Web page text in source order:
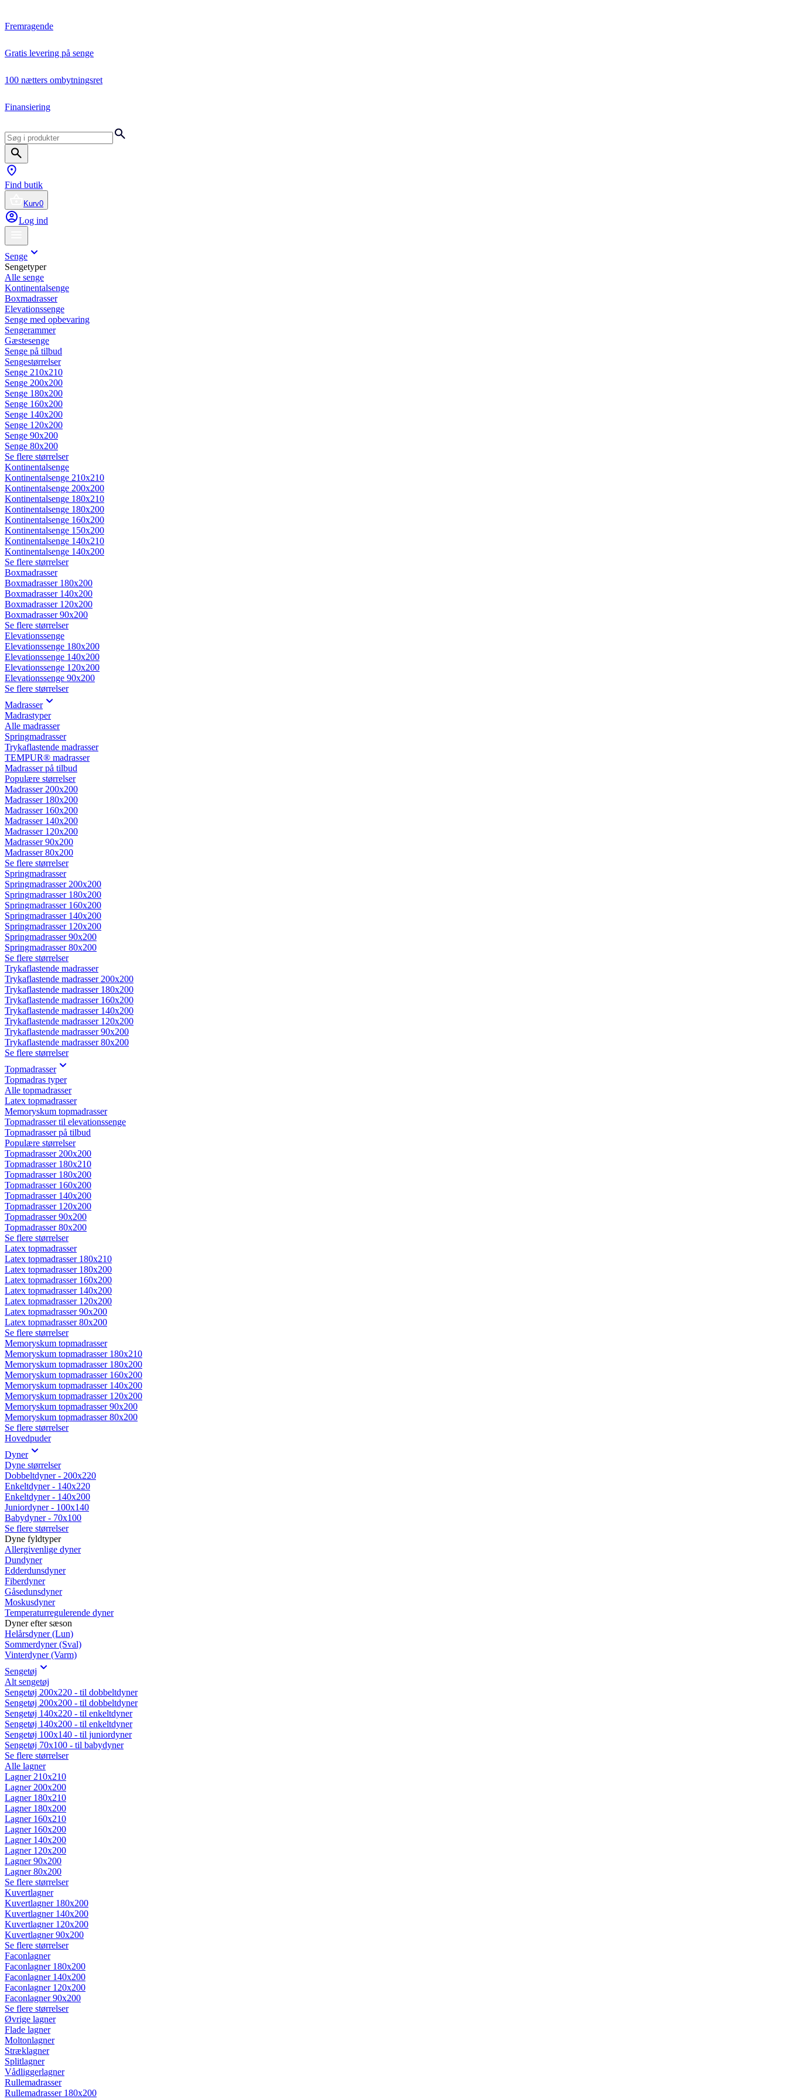
Fremragende
Gratis levering på senge
100 nætters ombytningsret
Finansiering
Find butik
Kurv0
Log ind
Senge
Sengetyper
Alle senge
Kontinentalsenge
Boxmadrasser
Elevationssenge
Senge med opbevaring
Sengerammer
Gæstesenge
Senge på tilbud
Sengestørrelser
Senge 210x210
Senge 200x200
Senge 180x200
Senge 160x200
Senge 140x200
Senge 120x200
Senge 90x200
Senge 80x200
Se flere størrelser
Kontinentalsenge
Kontinentalsenge 210x210
Kontinentalsenge 200x200
Kontinentalsenge 180x210
Kontinentalsenge 180x200
Kontinentalsenge 160x200
Kontinentalsenge 150x200
Kontinentalsenge 140x210
Kontinentalsenge 140x200
Se flere størrelser
Boxmadrasser
Boxmadrasser 180x200
Boxmadrasser 140x200
Boxmadrasser 120x200
Boxmadrasser 90x200
Se flere størrelser
Elevationssenge
Elevationssenge 180x200
Elevationssenge 140x200
Elevationssenge 120x200
Elevationssenge 90x200
Se flere størrelser
Madrasser
Madrastyper
Alle madrasser
Springmadrasser
Trykaflastende madrasser
TEMPUR® madrasser
Madrasser på tilbud
Populære størrelser
Madrasser 200x200
Madrasser 180x200
Madrasser 160x200
Madrasser 140x200
Madrasser 120x200
Madrasser 90x200
Madrasser 80x200
Se flere størrelser
Springmadrasser
Springmadrasser 200x200
Springmadrasser 180x200
Springmadrasser 160x200
Springmadrasser 140x200
Springmadrasser 120x200
Springmadrasser 90x200
Springmadrasser 80x200
Se flere størrelser
Trykaflastende madrasser
Trykaflastende madrasser 200x200
Trykaflastende madrasser 180x200
Trykaflastende madrasser 160x200
Trykaflastende madrasser 140x200
Trykaflastende madrasser 120x200
Trykaflastende madrasser 90x200
Trykaflastende madrasser 80x200
Se flere størrelser
Topmadrasser
Topmadras typer
Alle topmadrasser
Latex topmadrasser
Memoryskum topmadrasser
Topmadrasser til elevationssenge
Topmadrasser på tilbud
Populære størrelser
Topmadrasser 200x200
Topmadrasser 180x210
Topmadrasser 180x200
Topmadrasser 160x200
Topmadrasser 140x200
Topmadrasser 120x200
Topmadrasser 90x200
Topmadrasser 80x200
Se flere størrelser
Latex topmadrasser
Latex topmadrasser 180x210
Latex topmadrasser 180x200
Latex topmadrasser 160x200
Latex topmadrasser 140x200
Latex topmadrasser 120x200
Latex topmadrasser 90x200
Latex topmadrasser 80x200
Se flere størrelser
Memoryskum topmadrasser
Memoryskum topmadrasser 180x210
Memoryskum topmadrasser 180x200
Memoryskum topmadrasser 160x200
Memoryskum topmadrasser 140x200
Memoryskum topmadrasser 120x200
Memoryskum topmadrasser 90x200
Memoryskum topmadrasser 80x200
Se flere størrelser
Hovedpuder
Dyner
Dyne størrelser
Dobbeltdyner - 200x220
Enkeltdyner - 140x220
Enkeltdyner - 140x200
Juniordyner - 100x140
Babydyner - 70x100
Se flere størrelser
Dyne fyldtyper
Allergivenlige dyner
Dundyner
Edderdunsdyner
Fiberdyner
Gåsedunsdyner
Moskusdyner
Temperaturregulerende dyner
Dyner efter sæson
Helårsdyner (Lun)
Sommerdyner (Sval)
Vinterdyner (Varm)
Sengetøj
Alt sengetøj
Sengetøj 200x220 - til dobbeltdyner
Sengetøj 200x200 - til dobbeltdyner
Sengetøj 140x220 - til enkeltdyner
Sengetøj 140x200 - til enkeltdyner
Sengetøj 100x140 - til juniordyner
Sengetøj 70x100 - til babydyner
Se flere størrelser
Alle lagner
Lagner 210x210
Lagner 200x200
Lagner 180x210
Lagner 180x200
Lagner 160x210
Lagner 160x200
Lagner 140x200
Lagner 120x200
Lagner 90x200
Lagner 80x200
Se flere størrelser
Kuvertlagner
Kuvertlagner 180x200
Kuvertlagner 140x200
Kuvertlagner 120x200
Kuvertlagner 90x200
Se flere størrelser
Faconlagner
Faconlagner 180x200
Faconlagner 140x200
Faconlagner 120x200
Faconlagner 90x200
Se flere størrelser
Øvrige lagner
Flade lagner
Moltonlagner
Stræklagner
Splitlagner
Vådliggerlagner
Rullemadrasser
Rullemadrasser 180x200